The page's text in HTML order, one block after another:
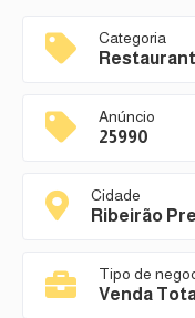
Categoria
Anúncio
25990
Cidade
Ribeirão
Tipo de
Venda